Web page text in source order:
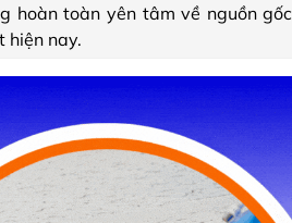
hoàn toàn yên tâm về nguồn
hiện nay.